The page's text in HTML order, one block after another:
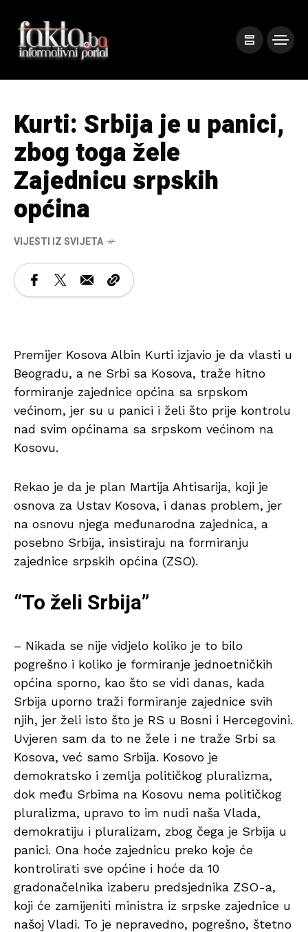
Kurti: Srbija je u panici,
zbog toga žele
Zajednicu srpskih
općina
VIJESTI IZ SVIJETA
Premijer Kosova Albin Kurti izjavio je da vlasti u
Beogradu, a ne Srbi sa Kosova, traže hitno
formiranje zajednice općina sa srpskom
većinom, jer su u panici i želi što prije kontrolu
nad svim općinama sa srpskom većinom na
Kosovu.
Rekao je da je plan Martija Ahtisarija, koji je
osnova za Ustav Kosova, i danas problem, jer
na osnovu njega međunarodna zajednica, a
posebno Srbija, insistiraju na formiranju
zajednice srpskih općina (ZSO).
“To želi Srbija”
– Nikada se nije vidjelo koliko je to bilo
pogrešno i koliko je formiranje jednoetničkih
općina sporno, kao što se vidi danas, kada
Srbija uporno traži formiranje zajednice svih
njih, jer želi isto što je RS u Bosni i Hercegovini.
Uvjeren sam da to ne žele i ne traže Srbi sa
Kosova, već samo Srbija. Kosovo je
demokratsko i zemlja političkog pluralizma,
dok među Srbima na Kosovu nema političkog
pluralizma, upravo to im nudi naša Vlada,
demokratiju i pluralizam, zbog čega je Srbija u
panici. Ona hoće zajednicu preko koje će
kontrolirati sve općine i hoće da 10
gradonačelnika izaberu predsjednika ZSO-a,
koji će zamijeniti ministra iz srpske zajednice u
našoj Vladi. To je nepravedno, pogrešno, štetno